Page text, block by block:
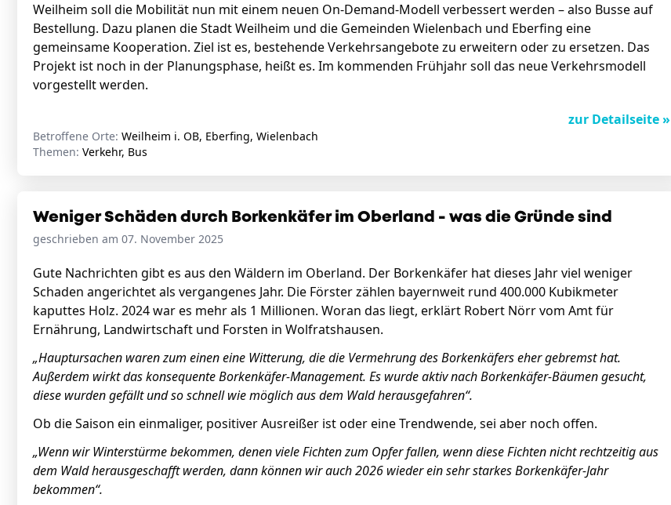
Weilheim soll die Mobilität nun mit einem neuen On-Demand-Modell verbessert werden – also Busse auf
Bestellung. Dazu planen die Stadt Weilheim und die Gemeinden Wielenbach und Eberfing eine
gemeinsame Kooperation. Ziel ist es, bestehende Verkehrsangebote zu erweitern oder zu ersetzen. Das
Projekt ist noch in der Planungsphase, heißt es. Im kommenden Frühjahr soll das neue Verkehrsmodell
vorgestellt werden.
zur Detailseite »
Betroffene Orte: Weilheim i. OB, Eberfing, Wielenbach
Themen: Verkehr, Bus
Weniger Schäden durch Borkenkäfer im Oberland - was die Gründe sind
geschrieben am 07. November 2025
Gute Nachrichten gibt es aus den Wäldern im Oberland. Der Borkenkäfer hat dieses Jahr viel weniger
Schaden angerichtet als vergangenes Jahr. Die Förster zählen bayernweit rund 400.000 Kubikmeter
kaputtes Holz. 2024 war es mehr als 1 Millionen. Woran das liegt, erklärt Robert Nörr vom Amt für
Ernährung, Landwirtschaft und Forsten in Wolfratshausen.
„Hauptursachen waren zum einen eine Witterung, die die Vermehrung des Borkenkäfers eher gebremst hat.
Außerdem wirkt das konsequente Borkenkäfer-Management. Es wurde aktiv nach Borkenkäfer-Bäumen gesucht,
diese wurden gefällt und so schnell wie möglich aus dem Wald herausgefahren“.
Ob die Saison ein einmaliger, positiver Ausreißer ist oder eine Trendwende, sei aber noch offen.
„Wenn wir Winterstürme bekommen, denen viele Fichten zum Opfer fallen, wenn diese Fichten nicht rechtzeitig aus
dem Wald herausgeschafft werden, dann können wir auch 2026 wieder ein sehr starkes Borkenkäfer-Jahr
bekommen“.